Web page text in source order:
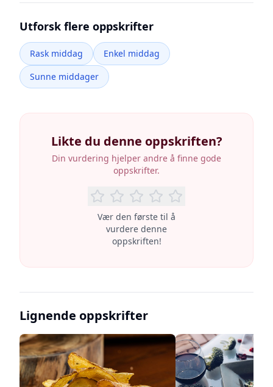
Utforsk flere oppskrifter
Rask middag
Enkel middag
Sunne middager
Likte du denne oppskriften?
Din vurdering hjelper andre å finne gode
oppskrifter.
Vær den første til å
vurdere denne
oppskriften!
Lignende oppskrifter